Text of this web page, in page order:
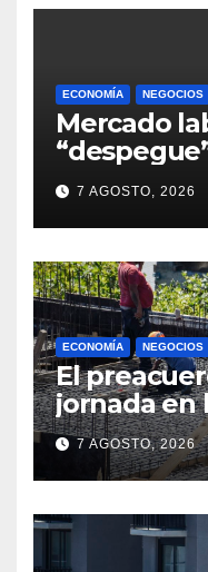
ECONOMÍA NEGOCIOS
Mercado
sobre
7 AGOSTO, 2026
ECONOMÍA NEGOCIOS
El
jornada en
menos
convenio
7 AGOSTO, 2026